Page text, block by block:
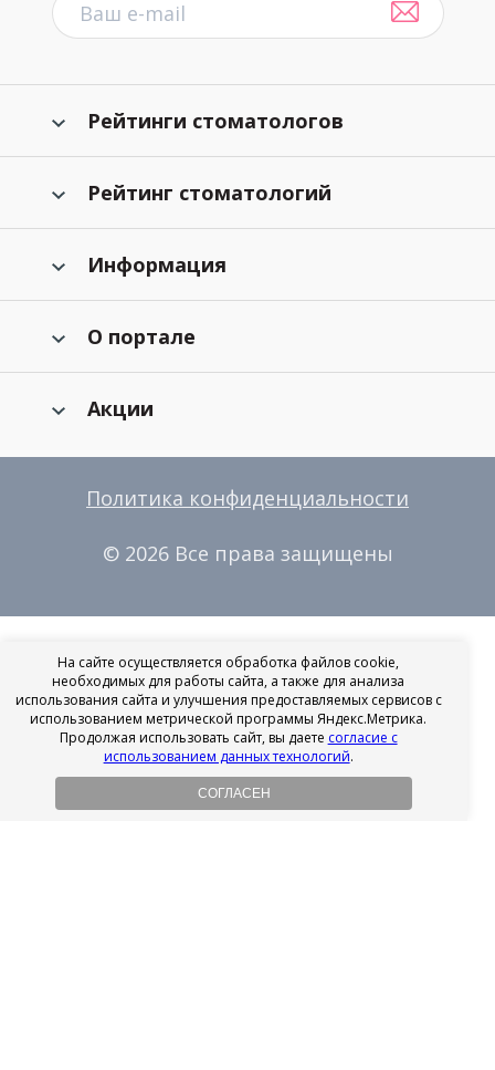
Рейтинги стоматологов
Рейтинг стоматологий
Информация
О портале
Акции
Политика конфиденциальности
© 2026 Все права защищены
На сайте осуществляется обработка файлов cookie,
необходимых для работы сайта, а также для анализа
использования сайта и улучшения предоставляемых сервисов с
использованием метрической программы Яндекс.Метрика.
Продолжая использовать сайт, вы даете согласие с
использованием данных технологий.
СОГЛАСЕН